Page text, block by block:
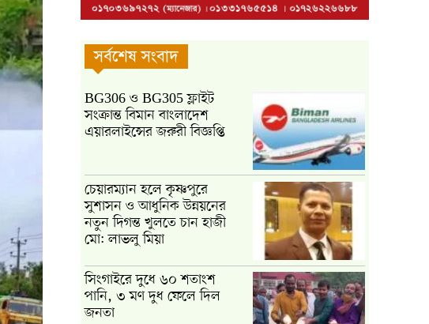
সর্বশেষ সংবাদ
BG306 ও BG305 ফ্লাইট
সংক্রান্ত বিমান বাংলাদেশ
এয়ারলাইন্সের জরুরী বিজ্ঞপ্তি
চেয়ারম্যান হলে কৃষ্ণপুরে
সুশাসন ও আধুনিক উন্নয়নের
নতুন দিগন্ত খুলতে চান হাজী
মো: লাভলু মিয়া
সিংগাইরে দুধে ৬০ শতাংশ
পানি, ৩ মণ দুধ ফেলে দিল
জনতা